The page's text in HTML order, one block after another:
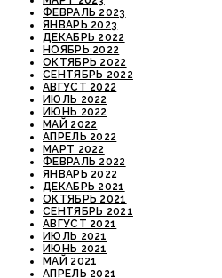
ФЕВРАЛЬ 2023
ЯНВАРЬ 2023
ДЕКАБРЬ 2022
НОЯБРЬ 2022
ОКТЯБРЬ 2022
СЕНТЯБРЬ 2022
АВГУСТ 2022
ИЮЛЬ 2022
ИЮНЬ 2022
МАЙ 2022
АПРЕЛЬ 2022
МАРТ 2022
ФЕВРАЛЬ 2022
ЯНВАРЬ 2022
ДЕКАБРЬ 2021
ОКТЯБРЬ 2021
СЕНТЯБРЬ 2021
АВГУСТ 2021
ИЮЛЬ 2021
ИЮНЬ 2021
МАЙ 2021
АПРЕЛЬ 2021